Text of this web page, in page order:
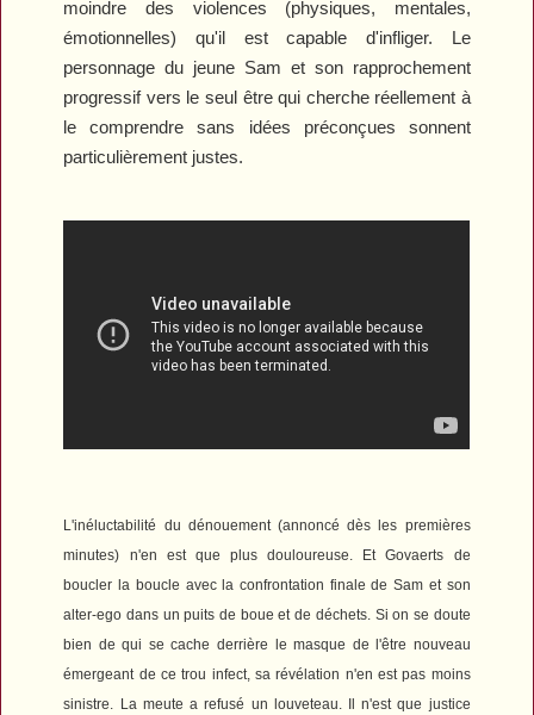
moindre des violences (physiques, mentales,
émotionnelles) qu'il est capable d'infliger. Le
personnage du jeune Sam et son rapprochement
progressif vers le seul être qui cherche réellement à
le comprendre sans idées préconçues sonnent
particulièrement justes.
L'inéluctabilité du dénouement (annoncé dès les premières
minutes) n'en est que plus douloureuse. Et Govaerts de
boucler la boucle avec la confrontation finale de Sam et son
alter-ego dans un puits de boue et de déchets. Si on se doute
bien de qui se cache derrière le masque de l'être nouveau
émergeant de ce trou infect, sa révélation n'en est pas moins
sinistre. La meute a refusé un louveteau. Il n'est que justice